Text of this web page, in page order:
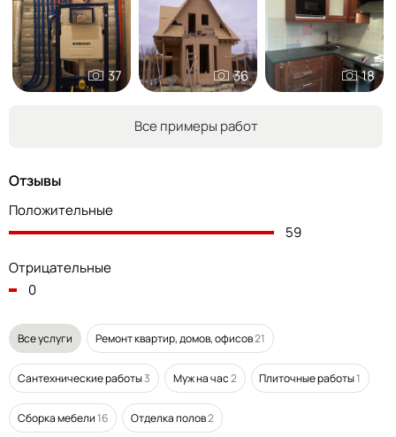
37 36 18
Все примеры работ
Отзывы
Положительные
59
Отрицательные
0
Все услуги Ремонт квартир, домов, офисов21
Сантехнические работы3 Муж на час2 Плиточные работы1
Сборка мебели16 Отделка полов2